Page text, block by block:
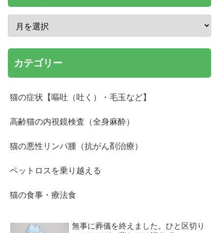
カテゴリー
猫の症状【嘔吐（吐く）・毛玉など】
高齢猫の内視鏡検査（全身麻酔）
猫の悪性リンパ腫（抗がん剤治療）
ペットロスを乗り越える
猫の食事・療法食
無事に葬儀を終えました。ひと区切り